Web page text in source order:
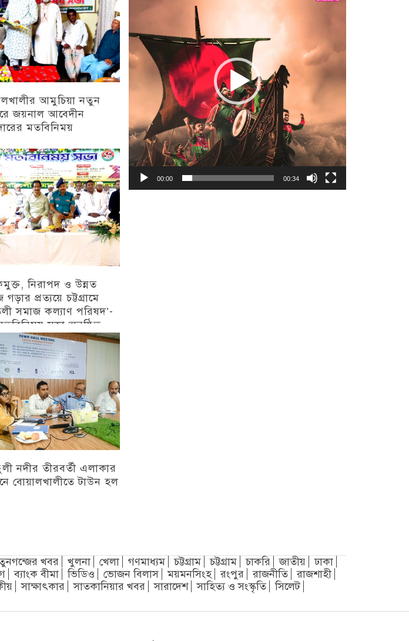
আমুচিয়া নতুন
জয়নাল আবেদীন
মতবিনিময়
নিরাপদ ও উন্নত
প্রত্যয়ে চট্টগ্রামে
সমাজ কল্যাণ পরিষদ’-
সভা অনুষ্ঠিত
নদীর তীরবর্তী এলাকার
বোয়ালখালীতে টাউন হল
00:00 00:34
খবর খুলনা খেলা গণমাধ্যম চট্টগ্রাম চট্টগ্রাম চাকরি জাতীয়
ঢাকা
ব্যাংক বীমা ভিডিও ভোজন বিলাস ময়মনসিংহ রংপুর রাজনীতি
রাজশাহী
সাক্ষাৎকার সাতকানিয়ার খবর সারাদেশ সাহিত্য ও সংস্কৃতি
সিলেট